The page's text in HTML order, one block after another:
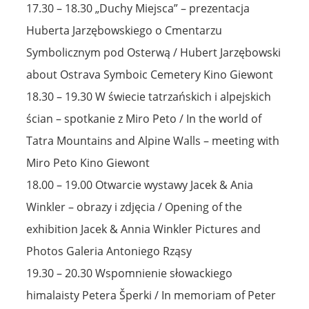
17.30 – 18.30 „Duchy Miejsca” – prezentacja
Huberta Jarzębowskiego o Cmentarzu
Symbolicznym pod Osterwą / Hubert Jarzębowski
about Ostrava Symboic Cemetery Kino Giewont
18.30 – 19.30 W świecie tatrzańskich i alpejskich
ścian – spotkanie z Miro Peto / In the world of
Tatra Mountains and Alpine Walls – meeting with
Miro Peto Kino Giewont
18.00 – 19.00 Otwarcie wystawy Jacek & Ania
Winkler – obrazy i zdjęcia / Opening of the
exhibition Jacek & Annia Winkler Pictures and
Photos Galeria Antoniego Rząsy
19.30 – 20.30 Wspomnienie słowackiego
himalaisty Petera Šperki / In memoriam of Peter